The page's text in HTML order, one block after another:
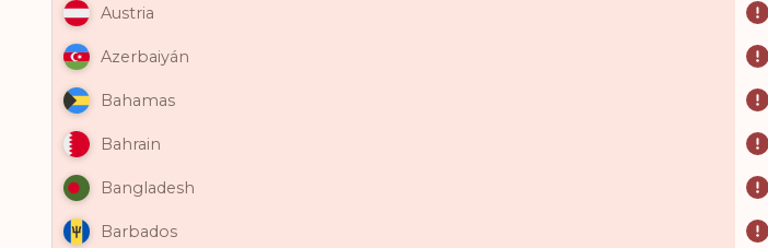
Austria
Azerbaiyán
Bahamas
Bahrain
Bangladesh
Barbados